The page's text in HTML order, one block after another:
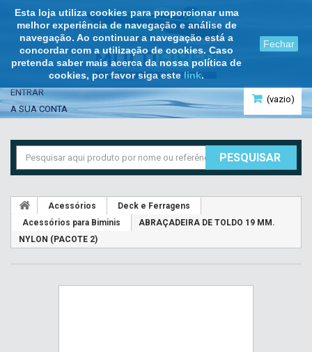
Esta loja utiliza cookies para proporcionar uma
melhor experiência de navegação e análise de
navegação. Ao continuar a navegação está a
concordar com a utilização de cookies. Caso
pretenda saber mais acerca da nossa política de
cookies, por favor siga este link.
Fechar
(vazio)
ENTRAR
A SUA CONTA
PESQUISAR
Acessórios
Deck e Ferragens
Acessórios para Biminis
ABRAÇADEIRA DE TOLDO 19 MM.
NYLON (PACOTE 2)